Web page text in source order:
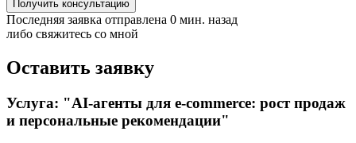
Получить консультацию
Последняя заявка отправлена 0 мин. назад
либо свяжитесь со мной
Оставить заявку
Услуга: "AI-агенты для e-commerce: рост продаж
и персональные рекомендации"